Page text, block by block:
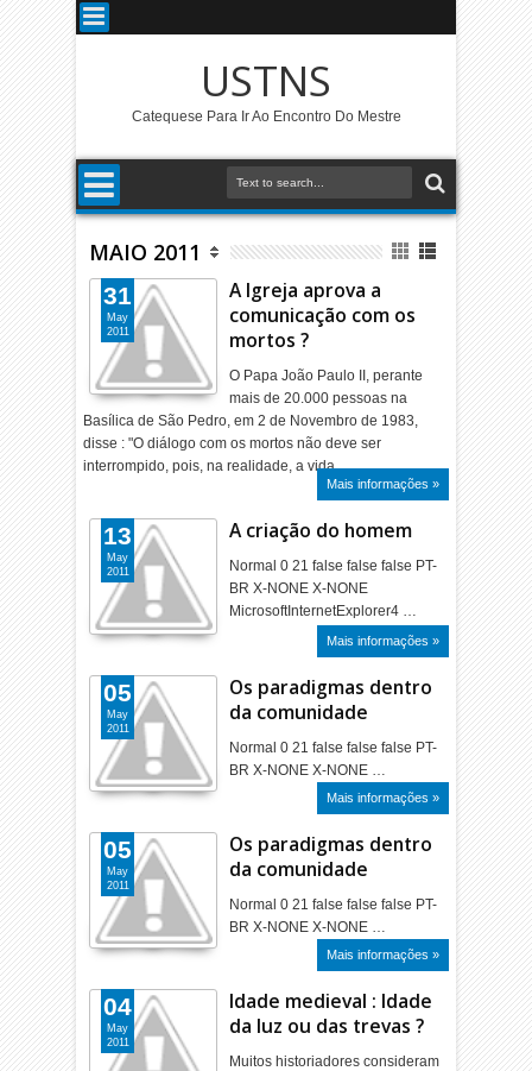
USTNS
Catequese Para Ir Ao Encontro Do Mestre
MAIO 2011
A Igreja aprova a
comunicação com os
mortos ?
O Papa João Paulo II, perante
mais de 20.000 pessoas na
Basílica de São Pedro, em 2 de Novembro de 1983,
disse : "O diálogo com os mortos não deve ser
interrompido, pois, na realidade, a vida …
Mais informações »
31
May
2011
A criação do homem
Normal 0 21 false false false PT-
BR X-NONE X-NONE
MicrosoftInternetExplorer4 …
Mais informações »
13
May
2011
Os paradigmas dentro
da comunidade
Normal 0 21 false false false PT-
BR X-NONE X-NONE …
Mais informações »
05
May
2011
Os paradigmas dentro
da comunidade
Normal 0 21 false false false PT-
BR X-NONE X-NONE …
Mais informações »
05
May
2011
Idade medieval : Idade
da luz ou das trevas ?
Muitos historiadores consideram
04
May
2011